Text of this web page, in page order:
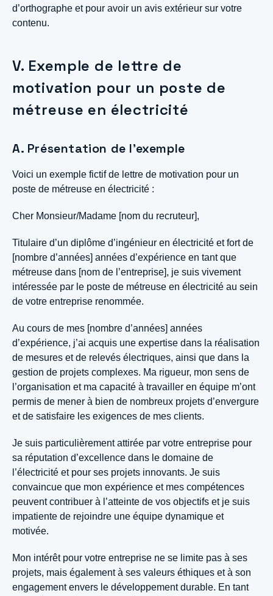
d’orthographe et pour avoir un avis extérieur sur votre
contenu.
V. Exemple de lettre de
motivation pour un poste de
métreuse en électricité
A. Présentation de l’exemple
Voici un exemple fictif de lettre de motivation pour un
poste de métreuse en électricité :
Cher Monsieur/Madame [nom du recruteur],
Titulaire d’un diplôme d’ingénieur en électricité et fort de
[nombre d’années] années d’expérience en tant que
métreuse dans [nom de l’entreprise], je suis vivement
intéressée par le poste de métreuse en électricité au sein
de votre entreprise renommée.
Au cours de mes [nombre d’années] années
d’expérience, j’ai acquis une expertise dans la réalisation
de mesures et de relevés électriques, ainsi que dans la
gestion de projets complexes. Ma rigueur, mon sens de
l’organisation et ma capacité à travailler en équipe m’ont
permis de mener à bien de nombreux projets d’envergure
et de satisfaire les exigences de mes clients.
Je suis particulièrement attirée par votre entreprise pour
sa réputation d’excellence dans le domaine de
l’électricité et pour ses projets innovants. Je suis
convaincue que mon expérience et mes compétences
peuvent contribuer à l’atteinte de vos objectifs et je suis
impatiente de rejoindre une équipe dynamique et
motivée.
Mon intérêt pour votre entreprise ne se limite pas à ses
projets, mais également à ses valeurs éthiques et à son
engagement envers le développement durable. En tant